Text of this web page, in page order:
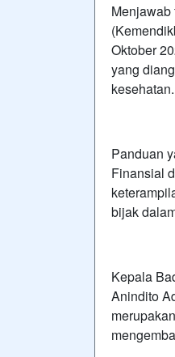
Menjawab
Oktober
yang
kesehatan.
Panduan
Finansial
bijak
Kepala
Anindito